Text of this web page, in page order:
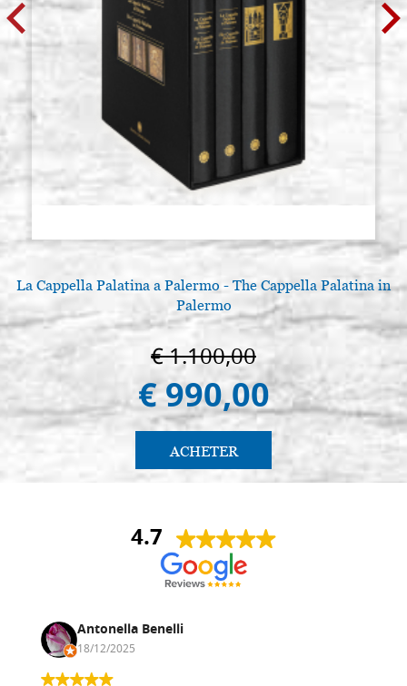
La Cappella Palatina a Palermo - The Cappella Palatina in
Palermo
€ 1.100,00
€ 990,00
ACHETER
4.7
Antonella Benelli
18/12/2025